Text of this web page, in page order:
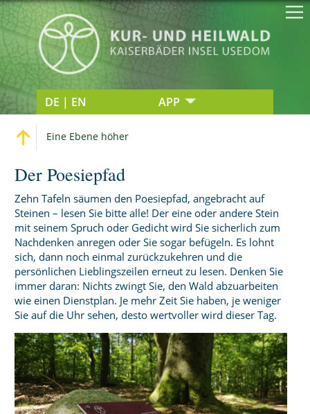
DE | EN APP
Eine Ebene höher
Der Poesiepfad
Zehn Tafeln säumen den Poesiepfad, angebracht auf
Steinen – lesen Sie bitte alle! Der eine oder andere Stein
mit seinem Spruch oder Gedicht wird Sie sicherlich zum
Nachdenken anregen oder Sie sogar befügeln. Es lohnt
sich, dann noch einmal zurückzukehren und die
persönlichen Lieblingszeilen erneut zu lesen. Denken Sie
immer daran: Nichts zwingt Sie, den Wald abzuarbeiten
wie einen Dienstplan. Je mehr Zeit Sie haben, je weniger
Sie auf die Uhr sehen, desto wertvoller wird dieser Tag.